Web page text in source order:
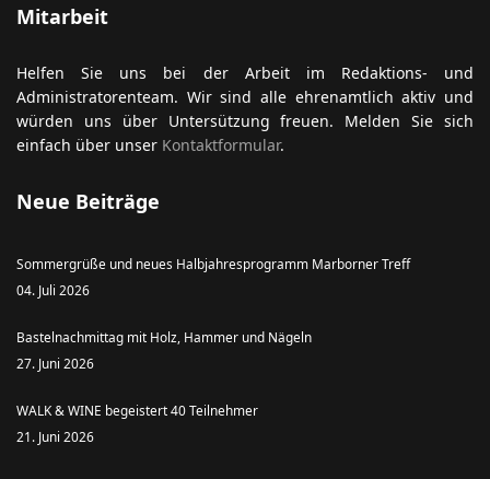
Mitarbeit
Helfen Sie uns bei der Arbeit im Redaktions- und
Administratorenteam. Wir sind alle ehrenamtlich aktiv und
würden uns über Untersützung freuen. Melden Sie sich
einfach über unser Kontaktformular.
Neue Beiträge
Sommergrüße und neues Halbjahresprogramm Marborner Treff
04. Juli 2026
Bastelnachmittag mit Holz, Hammer und Nägeln
27. Juni 2026
WALK & WINE begeistert 40 Teilnehmer
21. Juni 2026